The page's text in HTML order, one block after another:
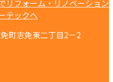
町志免東二丁目2－2